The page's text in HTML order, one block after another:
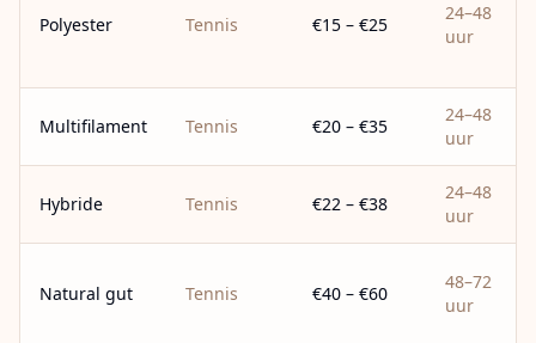
Polyester Tennis €15 – €25
24–48
uur
Multifilament Tennis €20 – €35
24–48
uur
Hybride Tennis €22 – €38
24–48
uur
Natural gut Tennis €40 – €60
48–72
uur